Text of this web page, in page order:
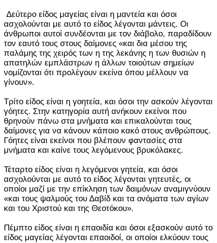
Δεύτερο είδος μαγείας είναι η μαντεία και όσοι
ασχολούνται με αυτό το είδος λέγονται μάντεις. Οι
άνθρωποι αυτοί συνδέονται με τον διάβολο, παραδίδουν
τον εαυτό τους στους δαίμονες «και δια μέσου της
παλάμης της χειρός των η της λεκάνης η των θυσιών η
απατηλών εμπλάστρων η άλλων τοιούτων σημείων
νομίζονται ότι προλέγουν εκείνα όπου μέλλουν να
γίνουν».
Τρίτο είδος είναι η γοητεία, και όσοι την ασκούν λέγονται
γόητες. Στην κατηγορία αυτή ανήκουν εκείνοι που
θρηνούν πάνω στα μνήματα και επικαλούνται τους
δαίμονες για να κάνουν κάποιο κακό στους ανθρώπους.
Γόητες είναι εκείνοι που βλέπουν φαντασίες στα
μνήματα και καίνε τους λεγόμενους βρυκόλακες.
Τέταρτο είδος είναι η λεγόμενοι γητεία, και όσοι
ασχολούνται με αυτό το είδος λέγονται γητευτές, οι
οποίοι μαζί με την επίκληση των δαιμόνων αναμιγνύουν
«και τους ψαλμούς του Δαβίδ και τα ονόματα των αγίων
και του Χριστού και της Θεοτόκου».
Πέμπτο είδος είναι η επαοιδία και όσοι εξασκούν αυτό το
είδος μαγείας λέγονται επαοιδοί, οι οποίοι ελκύουν τους